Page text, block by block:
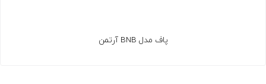
پاف مدل BNB آرتمن